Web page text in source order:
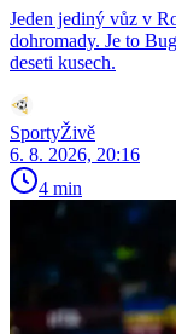
Jeden jediný vůz v
dohromady. Je to
deseti kusech.
SportyŽivě
6. 8. 2026, 20:16
4 min